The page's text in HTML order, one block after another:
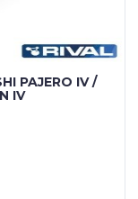
PAJERO IV /
IV